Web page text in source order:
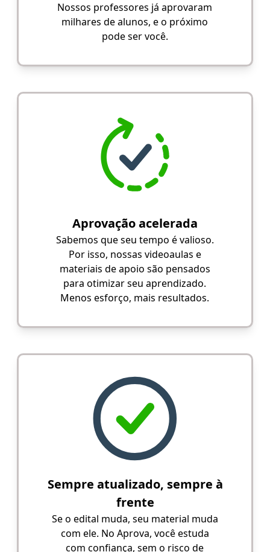
Nossos professores já aprovaram
milhares de alunos, e o próximo
pode ser você.
Aprovação acelerada
Sabemos que seu tempo é valioso.
Por isso, nossas videoaulas e
materiais de apoio são pensados
para otimizar seu aprendizado.
Menos esforço, mais resultados.
Sempre atualizado, sempre à
frente
Se o edital muda, seu material muda
com ele. No Aprova, você estuda
com confiança, sem o risco de